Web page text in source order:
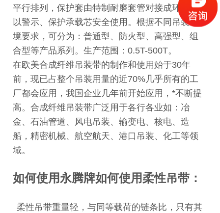
平行排列，保护套由特制耐磨套管对接成环型，
以警示、保护承载芯安全使用。根据不同吊装环
境要求，可分为：普通型、防火型、高强型、组
合型等产品系列。生产范围：0.5T-500T。
在欧美合成纤维吊装带的制作和使用始于30年
前，现已占整个吊装用量的近70%几乎所有的工
厂都会应用，我国企业几年前开始应用，*不断提
高。合成纤维吊装带广泛用于各行各业如：冶
金、石油管道、风电吊装、输变电、核电、造
船，精密机械、航空航天、港口吊装、化工等领
域。
如何使用永腾牌如何使用柔性吊带：
柔性吊带重量轻，与同等载荷的链条比，只有其